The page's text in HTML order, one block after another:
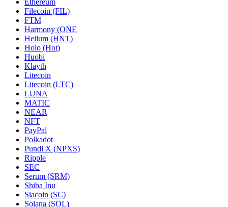
Ethereum
Filecoin (FIL)
FTM
Harmony (ONE
Helium (HNT)
Holo (Hot)
Huobi
Klayth
Litecoin
Litecoin (LTC)
LUNA
MATIC
NEAR
NFT
PayPal
Polkadot
Pundi X (NPXS)
Ripple
SEC
Serum (SRM)
Shiba Inu
Siacoin (SC)
Solana (SOL)